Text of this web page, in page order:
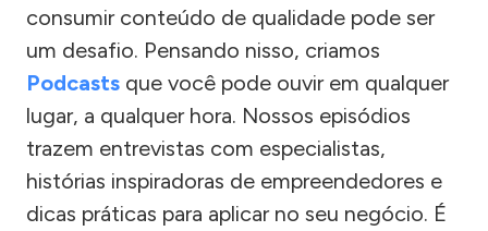
consumir conteúdo de qualidade pode ser
um desafio. Pensando nisso, criamos
Podcasts que você pode ouvir em qualquer
lugar, a qualquer hora. Nossos episódios
trazem entrevistas com especialistas,
histórias inspiradoras de empreendedores e
dicas práticas para aplicar no seu negócio. É